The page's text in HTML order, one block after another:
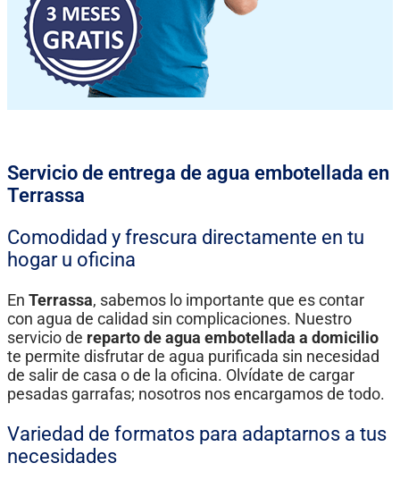
Servicio de entrega de agua embotellada en
Terrassa
Comodidad y frescura directamente en tu
hogar u oficina
En Terrassa, sabemos lo importante que es contar
con agua de calidad sin complicaciones. Nuestro
servicio de reparto de agua embotellada a domicilio
te permite disfrutar de agua purificada sin necesidad
de salir de casa o de la oficina. Olvídate de cargar
pesadas garrafas; nosotros nos encargamos de todo.
Variedad de formatos para adaptarnos a tus
necesidades